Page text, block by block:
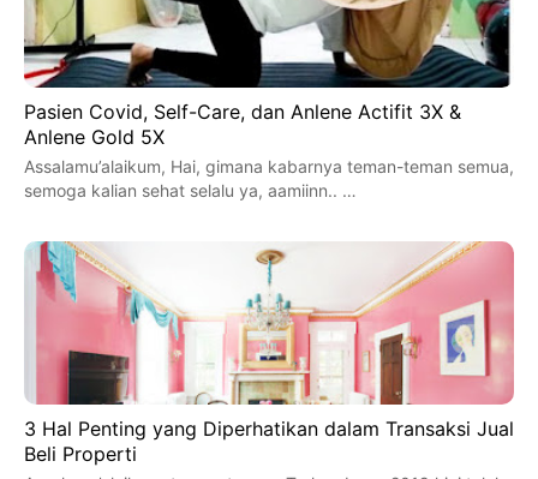
Pasien Covid, Self-Care, dan Anlene Actifit 3X &
Anlene Gold 5X
Assalamu’alaikum, Hai, gimana kabarnya teman-teman semua,
semoga kalian sehat selalu ya, aamiinn.. …
3 Hal Penting yang Diperhatikan dalam Transaksi Jual
Beli Properti